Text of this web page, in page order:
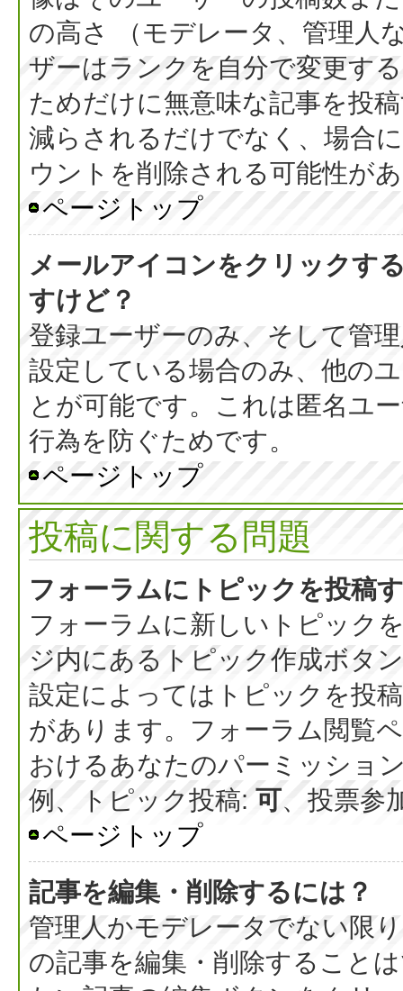
の高さ （モデレータ、管理人
ザーはランクを自分で変更す
ためだけに無意味な記事を投
減らされるだけでなく、場合
ウントを削除される可能性が
ページトップ
メールアイコンをクリックす
すけど？
登録ユーザーのみ、そして管
設定している場合のみ、他の
とが可能です。これは匿名ユ
行為を防ぐためです。
ページトップ
投稿に関する問題
フォーラムにトピックを投稿
フォーラムに新しいトピック
ジ内にあるトピック作成ボタ
設定によってはトピックを投
があります。フォーラム閲覧
おけるあなたのパーミッショ
例、トピック投稿: 可、投票参
ページトップ
記事を編集・削除するには？
管理人かモデレータでない限
の記事を編集・削除すること